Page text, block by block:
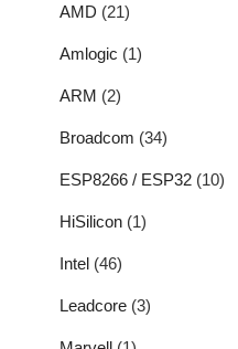
AMD (21)
Amlogic (1)
ARM (2)
Broadcom (34)
ESP8266 / ESP32 (10)
HiSilicon (1)
Intel (46)
Leadcore (3)